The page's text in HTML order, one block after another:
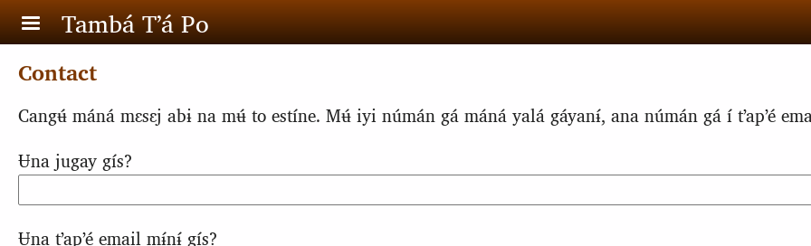
Skip to main content
Tambá Tʼá Po
Contact
Cangʉ́ máná mɛsɛj abɨ na mʉ́ to estíne. Mʉ́ iyi númán gá máná yalá gáyanɨ́, ana númán gá í tʼapʼé
Ʉna jugay gís?
Ʉna tʼapʼé email mɨ́nɨ́ gís?